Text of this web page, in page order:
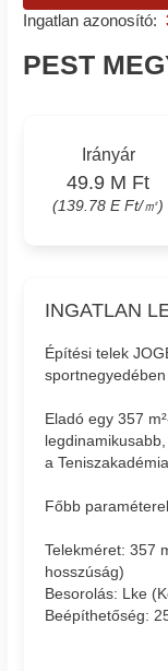
Ingatlan azonosító:
PEST
Irányár
49.9 M Ft
(139.78 E Ft/㎡)
INGATLAN
Építési telek
sportnegyedében
Eladó egy 357
a
Főbb
Telekméret: 357
hosszúság)
Besorolás: Lke
Beépíthetőség: